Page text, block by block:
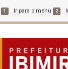
1 Ir para o menu 2